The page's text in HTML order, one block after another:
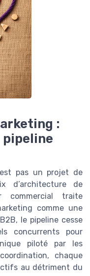
:
pipeline
pas un projet de
d’architecture de
commercial traite
comme une
le pipeline cesse
concurrents pour
piloté par les
chaque
au détriment du